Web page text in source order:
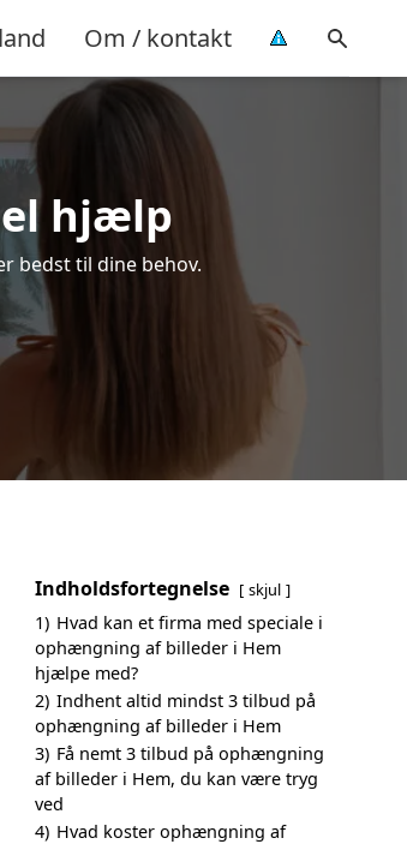
Om / kontakt
hjælp
bedst til dine behov.
Indholdsfortegnelse skjul
1) Hvad kan et firma med speciale i
ophængning af billeder i Hem
hjælpe med?
2) Indhent altid mindst 3 tilbud på
ophængning af billeder i Hem
3) Få nemt 3 tilbud på ophængning
af billeder i Hem, du kan være tryg
ved
4) Hvad koster ophængning af